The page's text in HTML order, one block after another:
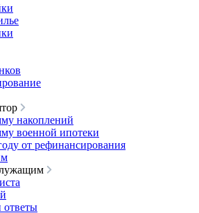
накоплений
военной ипотеки
от рефинансирования